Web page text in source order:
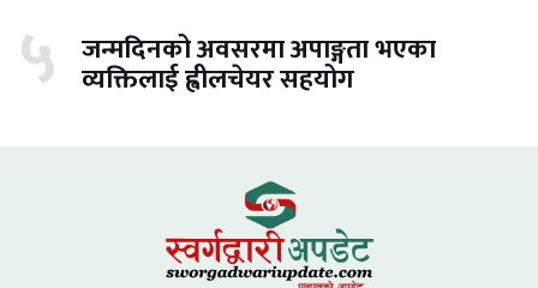
५ जन्मदिनको अवसरमा अपाङ्गता भएका
व्यक्तिलाई ह्वीलचेयर सहयोग